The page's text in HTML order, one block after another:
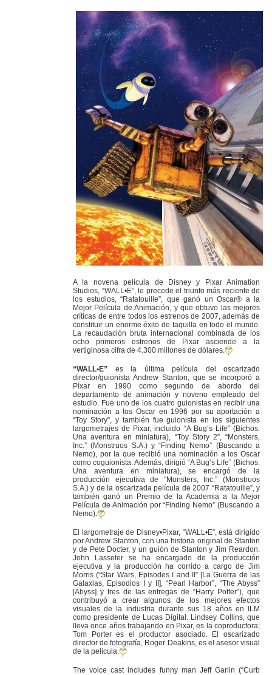
A la novena película de Disney y Pixar Animation
Studios, “WALL•E”, le precede el triunfo más reciente de
los estudios, “Ratatouille”, que ganó un Oscar® a la
Mejor Película de Animación, y que obtuvo las mejores
críticas de entre todos los estrenos de 2007, además de
constituir un enorme éxito de taquilla en todo el mundo.
La recaudación bruta internacional combinada de los
ocho primeros estrenos de Pixar asciende a la
vertiginosa cifra de 4.300 millones de dólares.
“WALL•E” es la última película del oscarizado
director/guionista Andrew Stanton, que se incorporó a
Pixar en 1990 como segundo de abordo del
departamento de animación y noveno empleado del
estudio. Fue uno de los cuatro guionistas en recibir una
nominación a los Oscar en 1996 por su aportación a
“Toy Story”, y también fue guionista en los siguientes
largometrajes de Pixar, incluido “A Bug’s Life” (Bichos.
Una aventura en miniatura), “Toy Story 2”, “Monsters,
Inc.” (Monstruos S.A.) y “Finding Nemo” (Buscando a
Nemo), por la que recibió una nominación a los Oscar
como coguionista. Además, dirigió “A Bug’s Life” (Bichos.
Una aventura en miniatura), se encargó de la
producción ejecutiva de "Monsters, Inc.” (Monstruos
S.A.) y de la oscarizada película de 2007 “Ratatouille”, y
también ganó un Premio de la Academia a la Mejor
Película de Animación por “Finding Nemo” (Buscando a
Nemo).
El largometraje de Disney•Pixar, “WALL•E”, está dirigido
por Andrew Stanton, con una historia original de Stanton
y de Pete Docter, y un guión de Stanton y Jim Reardon.
John Lasseter se ha encargado de la producción
ejecutiva y la producción ha corrido a cargo de Jim
Morris (“Star Wars, Episodes I and II” [La Guerra de las
Galaxias, Episodios I y II], “Pearl Harbor”, “The Abyss”
[Abyss] y tres de las entregas de “Harry Potter”), que
contribuyó a crear algunos de los mejores efectos
visuales de la industria durante sus 18 años en ILM
como presidente de Lucas Digital. Lindsey Collins, que
lleva once años trabajando en Pixar, es la coproductora;
Tom Porter es el productor asociado. El oscarizado
director de fotografía, Roger Deakins, es el asesor visual
de la película.
The voice cast includes funny man Jeff Garlin (“Curb